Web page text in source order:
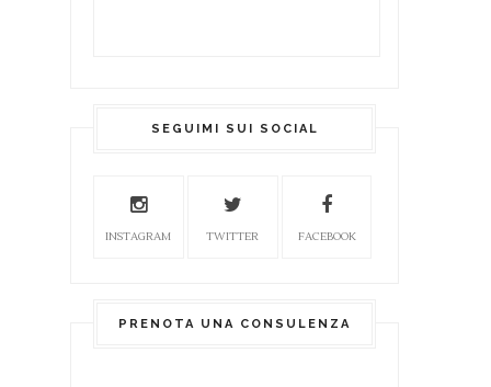
SEGUIMI SUI SOCIAL
INSTAGRAM TWITTER FACEBOOK
PRENOTA UNA CONSULENZA